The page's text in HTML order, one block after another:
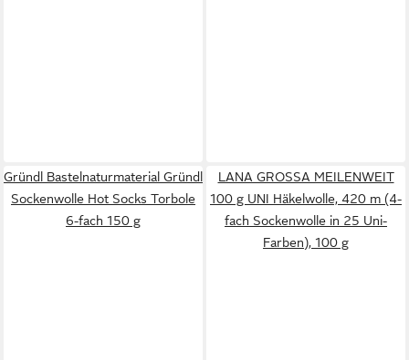
Gründl Bastelnaturmaterial Gründl
Sockenwolle Hot Socks Torbole
6-fach 150 g
LANA GROSSA MEILENWEIT
100 g UNI Häkelwolle, 420 m (4-
fach Sockenwolle in 25 Uni-
Farben), 100 g